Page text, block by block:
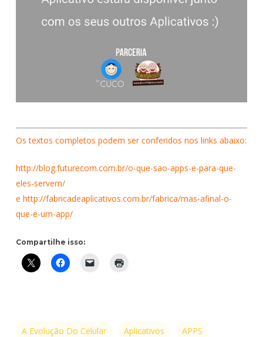
Os textos completos podem ser conferidos nos links abaixo:
http://blog.futurecom.com.br/o-que-sao-apps-e-para-que-
eles-servem/
e http://fabricadeaplicativos.com.br/fabrica/mas-afinal-o-
que-e-um-app/
Compartilhe isso:
A Evolução Do Celular Aplicativos APPS